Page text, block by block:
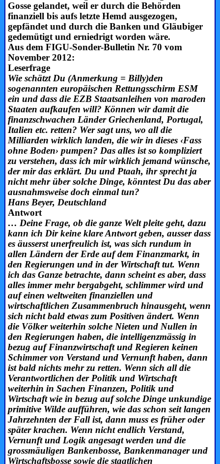
Gosse gelandet, weil er durch die Behörden
finanziell bis aufs letzte Hemd ausgezogen,
gepfändet und durch die Banken und Gläubiger
gedemütigt und erniedrigt worden wäre.
Aus dem FIGU-Sonder-Bulletin Nr. 70 vom
November 2012:
Leserfrage
Wie schätzt Du (Anmerkung = Billy)den
sogenannten europäischen Rettungsschirm ESM
ein und dass die EZB Staatsanleihen von maroden
Staaten aufkaufen will? Können wir damit die
finanzschwachen Länder Griechenland, Portugal,
Italien etc. retten? Wer sagt uns, wo all die
Milliarden wirklich landen, die wir in dieses ‹Fass
ohne Boden› pumpen? Das alles ist so kompliziert
zu verstehen, dass ich mir wirklich jemand wünsche,
der mir das erklärt. Du und Ptaah, ihr sprecht ja
nicht mehr über solche Dinge, könntest Du das aber
ausnahmsweise doch einmal tun?
Hans Beyer, Deutschland
Antwort
… Deine Frage, ob die ganze Welt pleite geht, dazu
kann ich Dir keine klare Antwort geben, ausser dass
es äusserst unerfreulich ist, was sich rundum in
allen Ländern der Erde auf dem Finanzmarkt, in
den Regierungen und in der Wirtschaft tut. Wenn
ich das Ganze betrachte, dann scheint es aber, dass
alles immer mehr bergabgeht, schlimmer wird und
auf einen weltweiten finanziellen und
wirtschaftlichen Zusammenbruch hinausgeht, wenn
sich nicht bald etwas zum Positiven ändert. Wenn
die Völker weiterhin solche Nieten und Nullen in
den Regierungen haben, die intelligenzmässig in
bezug auf Finanzwirtschaft und Regieren keinen
Schimmer von Verstand und Vernunft haben, dann
ist bald nichts mehr zu retten. Wenn sich all die
Verantwortlichen der Politik und Wirtschaft
weiterhin in Sachen Finanzen, Politik und
Wirtschaft wie in bezug auf solche Dinge unkundige
primitive Wilde aufführen, wie das schon seit langen
Jahrzehnten der Fall ist, dann muss es früher oder
später krachen. Wenn nicht endlich Verstand,
Vernunft und Logik angesagt werden und die
grossmäuligen Bankenbosse, Bankenmanager und
Wirtschaftsbosse sowie die staatlichen